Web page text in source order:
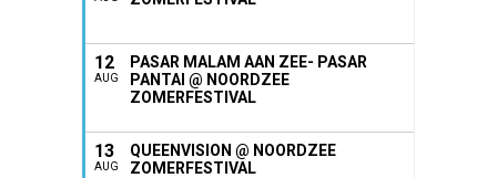
12
AUG
PASAR MALAM AAN ZEE- PASAR
PANTAI @ NOORDZEE
ZOMERFESTIVAL
13
AUG
QUEENVISION @ NOORDZEE
ZOMERFESTIVAL